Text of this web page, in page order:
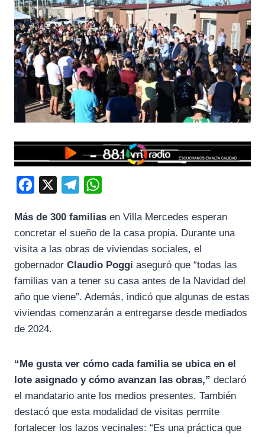
c
e
b
k
l
e
g
m
a
t
s
p
Más de 300 familias en Villa Mercedes esperan
concretar el sueño de la casa propia. Durante una
visita a las obras de viviendas sociales, el
gobernador Claudio Poggi aseguró que “todas las
familias van a tener su casa antes de la Navidad del
año que viene”. Además, indicó que algunas de estas
viviendas comenzarán a entregarse desde mediados
de 2024.
“Me gusta ver cómo cada familia se ubica en el
lote asignado y cómo avanzan las obras,” declaró
el mandatario ante los medios presentes. También
destacó que esta modalidad de visitas permite
fortalecer los lazos vecinales: “Es una práctica que